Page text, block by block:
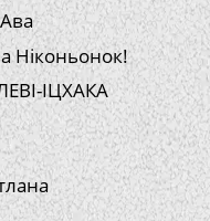
Ніконьонок!
ІЦХАКА